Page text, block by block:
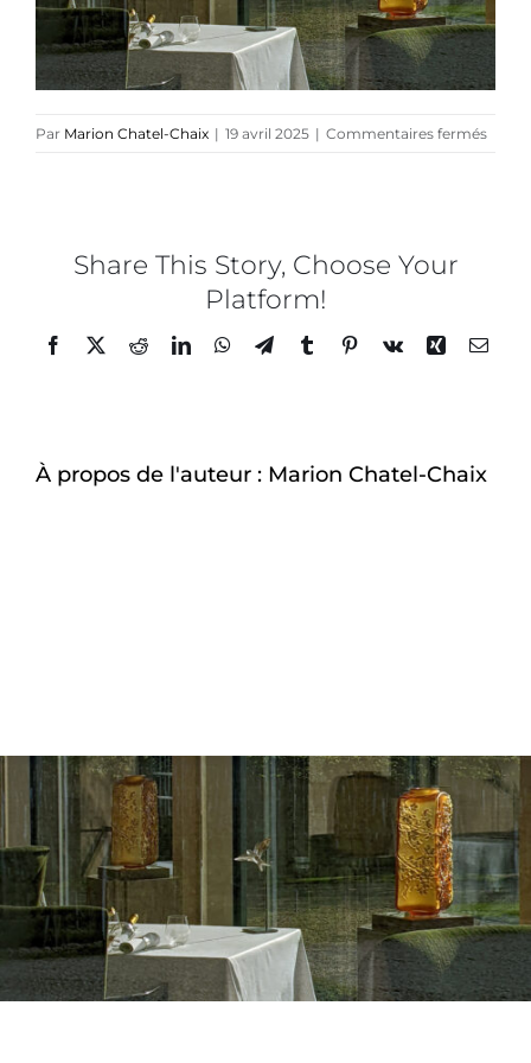
Direction créative
Blog
TEDx
Par Marion Chatel-Chaix | 19 avril 2025 | Commentaires ferméssur
Share This Story, Choose Your
Platform!
Facebook
TwitterRedditLinkedInWhatsApp
TelegramTumblrPinterest
Vk Xing Email
À propos de l'auteur : Marion Chatel-Chaix